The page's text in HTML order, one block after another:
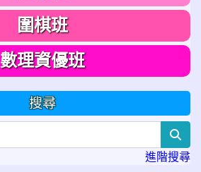
圍棋班
數理資優班
搜尋
進階搜尋